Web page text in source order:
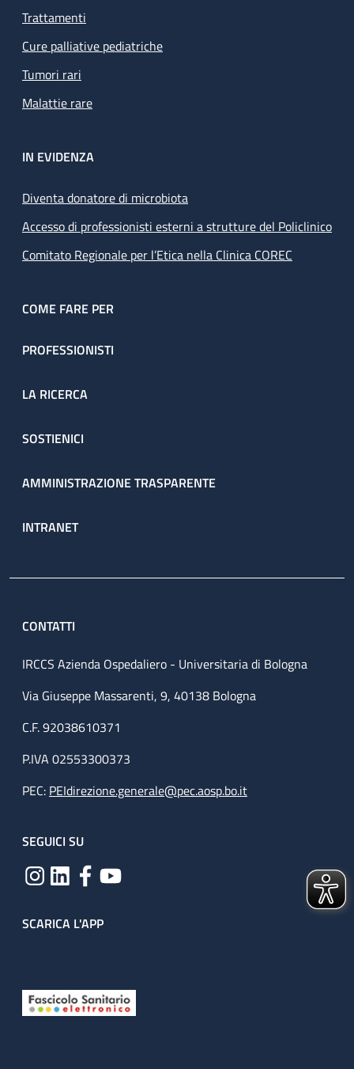
Trattamenti
Cure palliative pediatriche
Tumori rari
Malattie rare
IN EVIDENZA
Diventa donatore di microbiota
Accesso di professionisti esterni a strutture del Policlinico
Comitato Regionale per l’Etica nella Clinica COREC
COME FARE PER
PROFESSIONISTI
LA RICERCA
SOSTIENICI
AMMINISTRAZIONE TRASPARENTE
INTRANET
CONTATTI
IRCCS Azienda Ospedaliero - Universitaria di Bologna
Via Giuseppe Massarenti, 9, 40138 Bologna
C.F. 92038610371
P.IVA 02553300373
PEC: PEIdirezione.generale@pec.aosp.bo.it
SEGUICI SU
SCARICA L'APP